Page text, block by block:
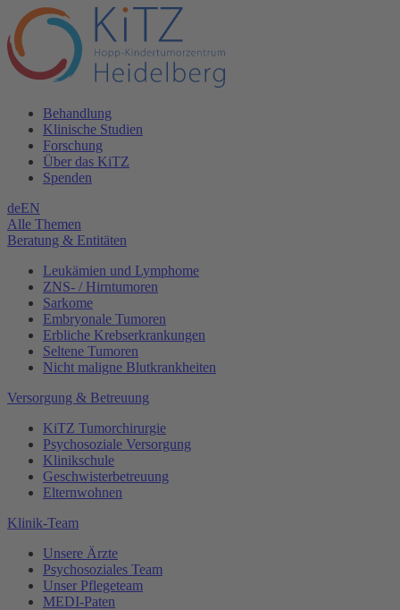
Behandlung
Klinische Studien
Forschung
Über das KiTZ
Spenden
deEN
Alle Themen
Beratung & Entitäten
Leukämien und Lymphome
ZNS- / Hirntumoren
Sarkome
Embryonale Tumoren
Erbliche Krebserkrankungen
Seltene Tumoren
Nicht maligne Blutkrankheiten
Versorgung & Betreuung
KiTZ Tumorchirurgie
Psychosoziale Versorgung
Klinikschule
Geschwisterbetreuung
Elternwohnen
Klinik-Team
Unsere Ärzte
Psychosoziales Team
Unser Pflegeteam
MEDI-Paten